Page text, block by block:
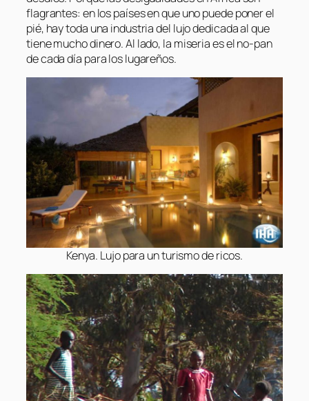
flagrantes: en los países en que uno puede poner el
pié, hay toda una industria del lujo dedicada al que
tiene mucho dinero. Al lado, la miseria es el no-pan
de cada día para los lugareños.
Kenya. Lujo para un turismo de ricos.